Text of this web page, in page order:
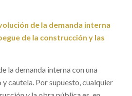
de la demanda interna
de la construcción y las
la demanda interna con una
cautela. Por supuesto, cualquier